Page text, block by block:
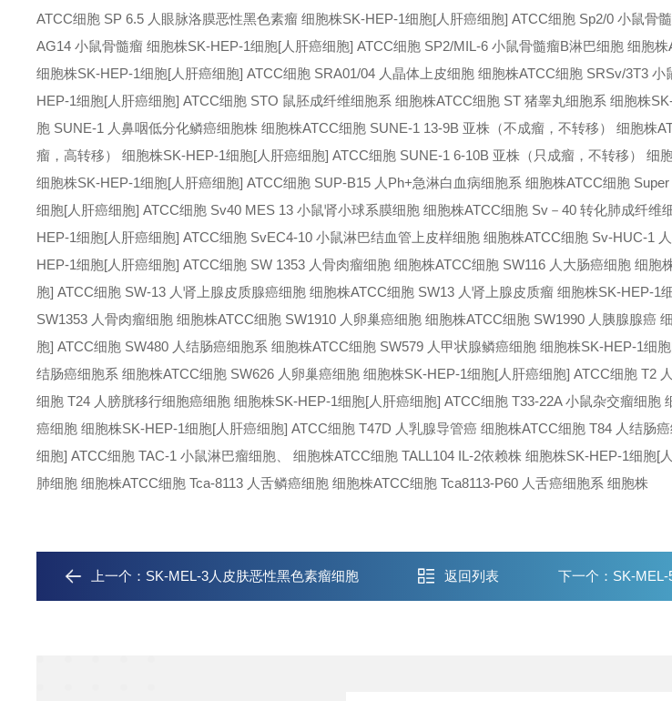
ATCC细胞 SP 6.5 人眼脉洛膜恶性黑色素瘤 细胞株SK-HEP-1细胞[人肝癌细胞] ATCC细胞 Sp2/0 小鼠骨
AG14 小鼠骨髓瘤 细胞株SK-HEP-1细胞[人肝癌细胞] ATCC细胞 SP2/MIL-6 小鼠骨髓瘤B淋巴细胞 细胞株
细胞株SK-HEP-1细胞[人肝癌细胞] ATCC细胞 SRA01/04 人晶体上皮细胞 细胞株ATCC细胞 SRSv/3T3
HEP-1细胞[人肝癌细胞] ATCC细胞 STO 鼠胚成纤维细胞系 细胞株ATCC细胞 ST 猪睾丸细胞系 细胞株
胞 SUNE-1 人鼻咽低分化鳞癌细胞株 细胞株ATCC细胞 SUNE-1 13-9B 亚株（不成瘤，不转移） 细胞株
瘤，高转移） 细胞株SK-HEP-1细胞[人肝癌细胞] ATCC细胞 SUNE-1 6-10B 亚株（只成瘤，不转移） 细
细胞株SK-HEP-1细胞[人肝癌细胞] ATCC细胞 SUP-B15 人Ph+急淋白血病细胞系 细胞株ATCC细胞
细胞[人肝癌细胞] ATCC细胞 Sv40 MES 13 小鼠肾小球系膜细胞 细胞株ATCC细胞 Sv－40 转化肺成纤维
HEP-1细胞[人肝癌细胞] ATCC细胞 SvEC4-10 小鼠淋巴结血管上皮样细胞 细胞株ATCC细胞 Sv-HUC-1
HEP-1细胞[人肝癌细胞] ATCC细胞 SW 1353 人骨肉瘤细胞 细胞株ATCC细胞 SW116 人大肠癌细胞 细胞
胞] ATCC细胞 SW-13 人肾上腺皮质腺癌细胞 细胞株ATCC细胞 SW13 人肾上腺皮质瘤 细胞株SK-HEP-1
SW1353 人骨肉瘤细胞 细胞株ATCC细胞 SW1910 人卵巢癌细胞 细胞株ATCC细胞 SW1990 人胰腺腺癌
胞] ATCC细胞 SW480 人结肠癌细胞系 细胞株ATCC细胞 SW579 人甲状腺鳞癌细胞 细胞株SK-HEP-1细
结肠癌细胞系 细胞株ATCC细胞 SW626 人卵巢癌细胞 细胞株SK-HEP-1细胞[人肝癌细胞] ATCC细胞 T2
细胞 T24 人膀胱移行细胞癌细胞 细胞株SK-HEP-1细胞[人肝癌细胞] ATCC细胞 T33-22A 小鼠杂交瘤细胞
癌细胞 细胞株SK-HEP-1细胞[人肝癌细胞] ATCC细胞 T47D 人乳腺导管癌 细胞株ATCC细胞 T84 人结肠
细胞] ATCC细胞 TAC-1 小鼠淋巴瘤细胞、 细胞株ATCC细胞 TALL104 IL-2依赖株 细胞株SK-HEP-1细胞[
肺细胞 细胞株ATCC细胞 Tca-8113 人舌鳞癌细胞 细胞株ATCC细胞 Tca8113-P60 人舌癌细胞系 细胞株
上一个： SK-MEL-3人皮肤恶性黑色素瘤细胞 返回列表 下一个： SK-